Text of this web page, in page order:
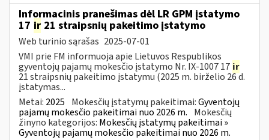
Informacinis pranešimas dėl LR GPM įstatymo
17 ir 21 straipsnių pakeitimo įstatymo
Web turinio sąrašas 2025-07-01
VMI prie FM informuoja apie Lietuvos Respublikos
gyventojų pajamų mokesčio įstatymo Nr. IX-1007 17 ir
21 straipsnių pakeitimo įstatymu (2025 m. birželio 26 d.
įstatymas...
Metai: 2025 Mokesčių įstatymų pakeitimai:Gyventojų
pajamų mokesčio pakeitimai nuo 2026 m. Mokesčių
žinyno kategorijos: Mokesčių įstatymų pakeitimai »
Gyventojų pajamų mokesčio pakeitimai nuo 2026 m.